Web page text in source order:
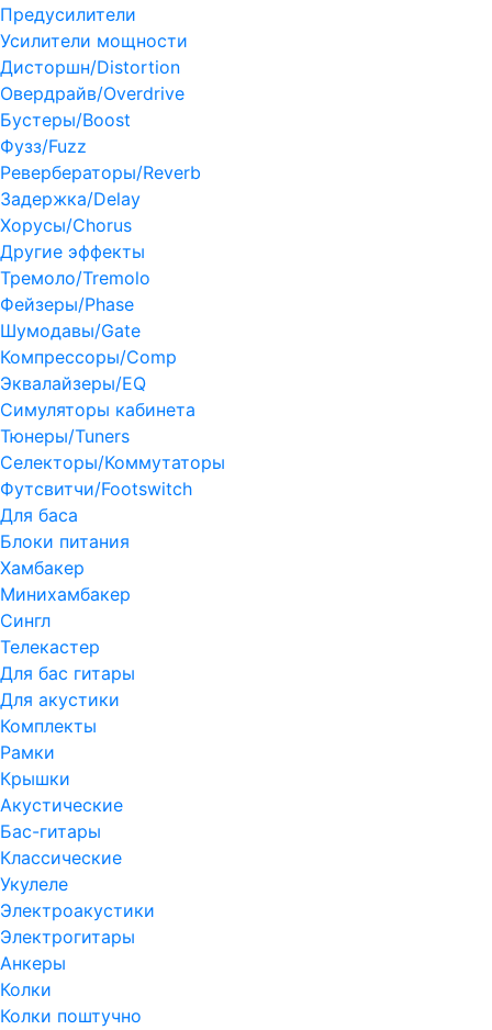
Предусилители
Усилители мощности
Дисторшн/Distortion
Овердрайв/Overdrive
Бустеры/Boost
Фузз/Fuzz
Ревербераторы/Reverb
Задержка/Delay
Хорусы/Chorus
Другие эффекты
Тремоло/Tremolo
Фейзеры/Phase
Шумодавы/Gate
Компрессоры/Comp
Эквалайзеры/EQ
Симуляторы кабинета
Тюнеры/Tuners
Селекторы/Коммутаторы
Футсвитчи/Footswitch
Для баса
Блоки питания
Хамбакер
Минихамбакер
Сингл
Телекастер
Для бас гитары
Для акустики
Комплекты
Рамки
Крышки
Акустические
Бас-гитары
Классические
Укулеле
Электроакустики
Электрогитары
Анкеры
Колки
Колки поштучно